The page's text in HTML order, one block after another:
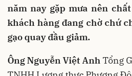
năm nay gặp mưa nên
khách hàng đang chờ chứ
gạo quay đầu giảm.
Ông Nguyễn Việt Anh Tổng